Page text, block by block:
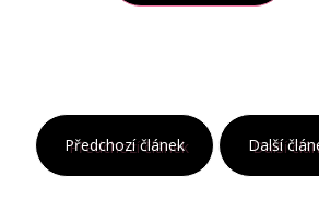
Předchozí článek Další